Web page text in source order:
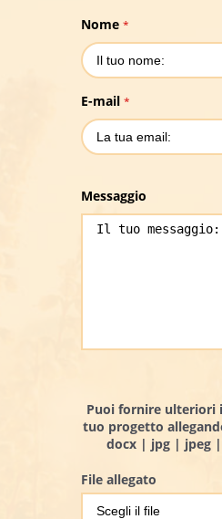
Nome *
E-mail *
Messaggio
Puoi fornire ulteriori
tuo progetto
docx | jpg | jpeg
File allegato